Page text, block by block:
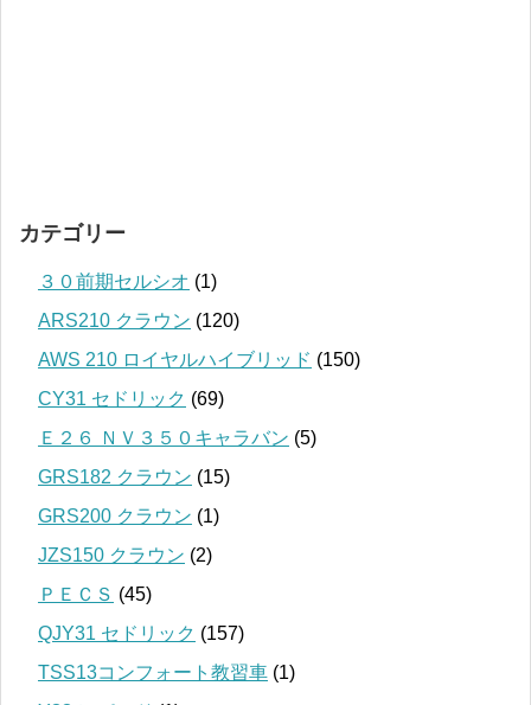
カテゴリー
３０前期セルシオ (1)
ARS210 クラウン (120)
AWS 210 ロイヤルハイブリッド (150)
CY31 セドリック (69)
Ｅ２６ ＮＶ３５０キャラバン (5)
GRS182 クラウン (15)
GRS200 クラウン (1)
JZS150 クラウン (2)
ＰＥＣＳ (45)
QJY31 セドリック (157)
TSS13コンフォート教習車 (1)